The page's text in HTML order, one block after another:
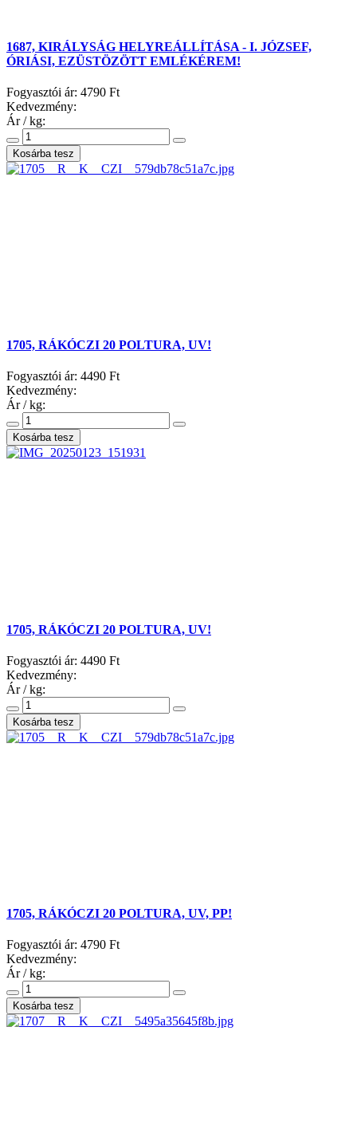
1687, KIRÁLYSÁG HELYREÁLLÍTÁSA - I. JÓZSEF,
ÓRIÁSI, EZÜSTÖZÖTT EMLÉKÉREM!
Fogyasztói ár: 4790 Ft
Kedvezmény:
Ár / kg:
1705, RÁKÓCZI 20 POLTURA, UV!
Fogyasztói ár: 4490 Ft
Kedvezmény:
Ár / kg:
1705, RÁKÓCZI 20 POLTURA, UV!
Fogyasztói ár: 4490 Ft
Kedvezmény:
Ár / kg:
1705, RÁKÓCZI 20 POLTURA, UV, PP!
Fogyasztói ár: 4790 Ft
Kedvezmény:
Ár / kg: